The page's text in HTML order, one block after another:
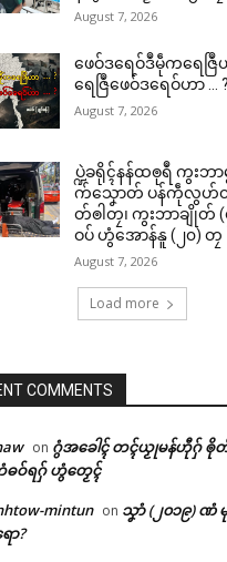
August 7, 2026
ဖေဝ်ဒရေဝ်ဒဳမဵုကရေဇြဳ
ရေဇြဳဖေဝ်ဒရေဝ်ဟာ … ?
August 7, 2026
ပ္ဍဲခရိုၚ်နန်ထၜုရဳ ကွး
က်သၞောတ် ပန်ကဵုလွဟ်တုဲ
တ်ၜါတၠ၊ ကွးဘာချိုတ် (
ဝပ် ဟွံအောန်နူ (၂၀) တၠ
August 7, 2026
Load more
COMMENTS
on ဂွံအခေါၚ် တၚ်ယၟုမန်ဟီုဂှ် ၜိုတ်
တံဓဝ်ရဂှ် ဟွံတၟေၚ်
mintun on သၞာံ (၂၀၁၉) ဏံ
ာ?